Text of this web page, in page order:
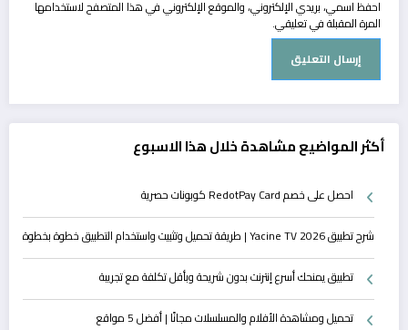
احفظ اسمي، بريدي الإلكتروني، والموقع الإلكتروني في هذا المتصفح لاستخدامها
المرة المقبلة في تعليقي.
أكثر المواضيع مشاهدة خلال هذا الاسبوع
احصل على خصم RedotPay Card كوبونات حصرية
شرح تطبيق Yacine TV 2026 | طريقة تحميل وتثبيت واستخدام التطبيق خطوة بخطوة
تطبيق يمنحك أسرع إنترنت بدون شريحة وبأقل تكلفة مع تجريبة
تحميل ومشاهدة الأفلام والمسلسلات مجانًا | أفضل 5 مواقع